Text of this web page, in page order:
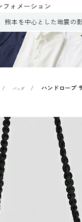
フォメーション
熊本を中心とした地震の
バッグ ハンドロープ